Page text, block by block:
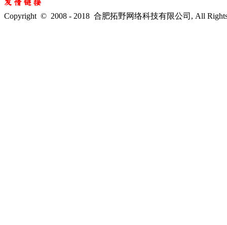
Copyright © 2008 - 2018 合肥拓野网络科技有限公司, All